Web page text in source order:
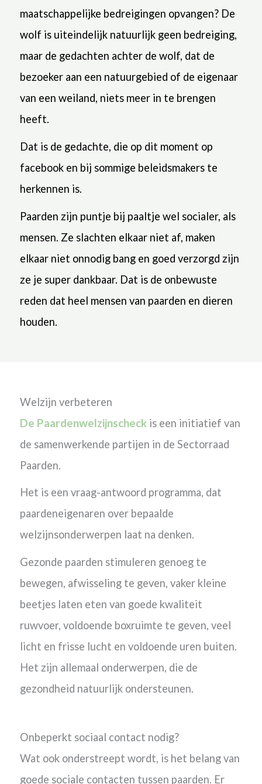
maatschappelijke bedreigingen opvangen? De
wolf is uiteindelijk natuurlijk geen bedreiging,
maar de gedachten achter de wolf, dat de
bezoeker aan een natuurgebied of de eigenaar
van een weiland, niets meer in te brengen
heeft.
Dat is de gedachte, die op dit moment op
facebook en bij sommige beleidsmakers te
herkennen is.
Paarden zijn puntje bij paaltje wel socialer, als
mensen. Ze slachten elkaar niet af, maken
elkaar niet onnodig bang en goed verzorgd zijn
ze je super dankbaar. Dat is de onbewuste
reden dat heel mensen van paarden en dieren
houden.
Welzijn verbeteren
De Paardenwelzijnscheck is een initiatief van
de samenwerkende partijen in de Sectorraad
Paarden.
Het is een vraag-antwoord programma, dat
paardeneigenaren over bepaalde
welzijnsonderwerpen laat na denken.
Gezonde paarden stimuleren genoeg te
bewegen, afwisseling te geven, vaker kleine
beetjes laten eten van goede kwaliteit
ruwvoer, voldoende boxruimte te geven, veel
licht en frisse lucht en voldoende uren buiten.
Het zijn allemaal onderwerpen, die de
gezondheid natuurlijk ondersteunen.
Onbeperkt sociaal contact nodig?
Wat ook onderstreept wordt, is het belang van
goede sociale contacten tussen paarden. Er